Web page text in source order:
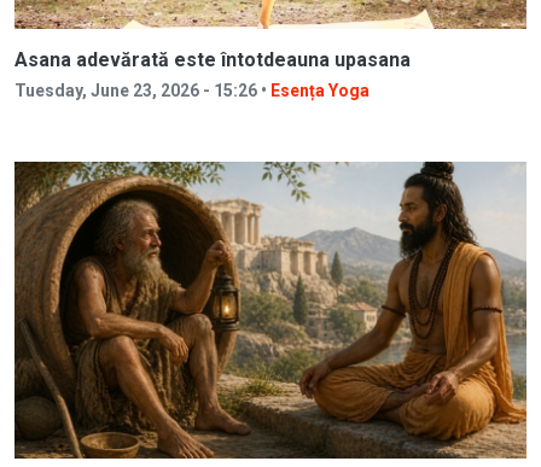
Asana adevărată este întotdeauna upasana
Tuesday, June 23, 2026 - 15:26 • Esența Yoga